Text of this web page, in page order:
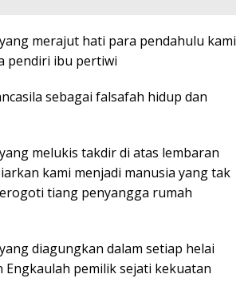
merajut hati para pendahulu kami
pendiri ibu pertiwi
sebagai falsafah hidup dan
melukis takdir di atas lembaran
kami menjadi manusia yang tak
tiang penyangga rumah
diagungkan dalam setiap helai
Engkaulah pemilik sejati kekuatan